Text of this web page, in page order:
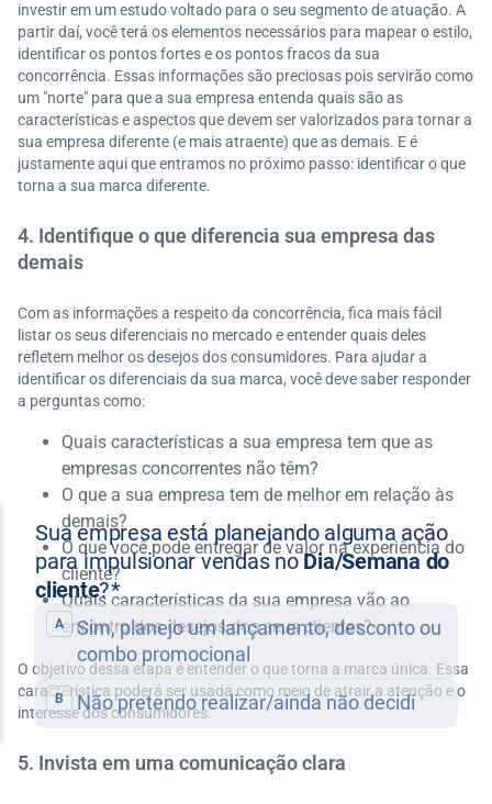
investir em um estudo voltado para o seu segmento de atuação. A
partir daí, você terá os elementos necessários para mapear o estilo,
identificar os pontos fortes e os pontos fracos da sua
concorrência. Essas informações são preciosas pois servirão como
um "norte" para que a sua empresa entenda quais são as
características e aspectos que devem ser valorizados para tornar a
sua empresa diferente (e mais atraente) que as demais. E é
justamente aqui que entramos no próximo passo: identificar o que
torna a sua marca diferente.
4. Identifique o que diferencia sua empresa das
demais
Com as informações a respeito da concorrência, fica mais fácil
listar os seus diferenciais no mercado e entender quais deles
refletem melhor os desejos dos consumidores. Para ajudar a
identificar os diferenciais da sua marca, você deve saber responder
a perguntas como:
Quais características a sua empresa tem que as
empresas concorrentes não têm?
O que a sua empresa tem de melhor em relação às
demais?
O que você pode entregar de valor na experiência do
cliente?
Quais características da sua empresa vão ao
encontro dos desejos dos seus clientes?
O objetivo dessa etapa é entender o que torna a marca única. Essa
característica poderá ser usada como meio de atrair a atenção e o
interesse dos consumidores.
5. Invista em uma comunicação clara